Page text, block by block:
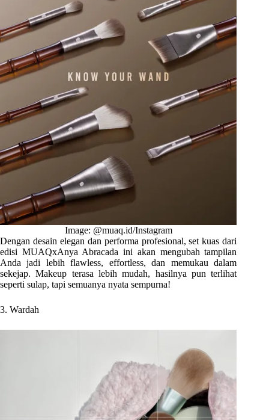
Image: @muaq.id/Instagram
Dengan desain elegan dan performa profesional, set kuas dari
edisi MUAQxAnya Abracada ini akan mengubah tampilan
Anda jadi lebih flawless, effortless, dan memukau dalam
sekejap. Makeup terasa lebih mudah, hasilnya pun terlihat
seperti sulap, tapi semuanya nyata sempurna!
3. Wardah